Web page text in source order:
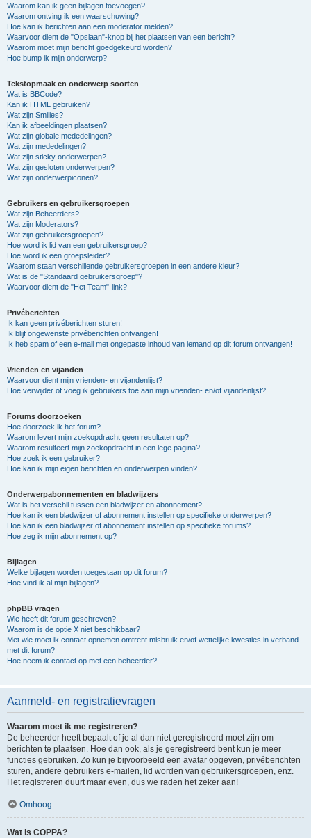
Waarom kan ik geen bijlagen toevoegen?
Waarom ontving ik een waarschuwing?
Hoe kan ik berichten aan een moderator melden?
Waarvoor dient de "Opslaan"-knop bij het plaatsen van een bericht?
Waarom moet mijn bericht goedgekeurd worden?
Hoe bump ik mijn onderwerp?
Tekstopmaak en onderwerp soorten
Wat is BBCode?
Kan ik HTML gebruiken?
Wat zijn Smilies?
Kan ik afbeeldingen plaatsen?
Wat zijn globale mededelingen?
Wat zijn mededelingen?
Wat zijn sticky onderwerpen?
Wat zijn gesloten onderwerpen?
Wat zijn onderwerpiconen?
Gebruikers en gebruikersgroepen
Wat zijn Beheerders?
Wat zijn Moderators?
Wat zijn gebruikersgroepen?
Hoe word ik lid van een gebruikersgroep?
Hoe word ik een groepsleider?
Waarom staan verschillende gebruikersgroepen in een andere kleur?
Wat is de "Standaard gebruikersgroep"?
Waarvoor dient de "Het Team"-link?
Privéberichten
Ik kan geen privéberichten sturen!
Ik blijf ongewenste privéberichten ontvangen!
Ik heb spam of een e-mail met ongepaste inhoud van iemand op dit forum ontvangen!
Vrienden en vijanden
Waarvoor dient mijn vrienden- en vijandenlijst?
Hoe verwijder of voeg ik gebruikers toe aan mijn vrienden- en/of vijandenlijst?
Forums doorzoeken
Hoe doorzoek ik het forum?
Waarom levert mijn zoekopdracht geen resultaten op?
Waarom resulteert mijn zoekopdracht in een lege pagina?
Hoe zoek ik een gebruiker?
Hoe kan ik mijn eigen berichten en onderwerpen vinden?
Onderwerpabonnementen en bladwijzers
Wat is het verschil tussen een bladwijzer en abonnement?
Hoe kan ik een bladwijzer of abonnement instellen op specifieke onderwerpen?
Hoe kan ik een bladwijzer of abonnement instellen op specifieke forums?
Hoe zeg ik mijn abonnement op?
Bijlagen
Welke bijlagen worden toegestaan op dit forum?
Hoe vind ik al mijn bijlagen?
phpBB vragen
Wie heeft dit forum geschreven?
Waarom is de optie X niet beschikbaar?
Met wie moet ik contact opnemen omtrent misbruik en/of wettelijke kwesties in verband
met dit forum?
Hoe neem ik contact op met een beheerder?
Aanmeld- en registratievragen
Waarom moet ik me registreren?
De beheerder heeft bepaalt of je al dan niet geregistreerd moet zijn om
berichten te plaatsen. Hoe dan ook, als je geregistreerd bent kun je meer
functies gebruiken. Zo kun je bijvoorbeeld een avatar opgeven, privéberichten
sturen, andere gebruikers e-mailen, lid worden van gebruikersgroepen, enz.
Het registreren duurt maar even, dus we raden het zeker aan!
Omhoog
Wat is COPPA?